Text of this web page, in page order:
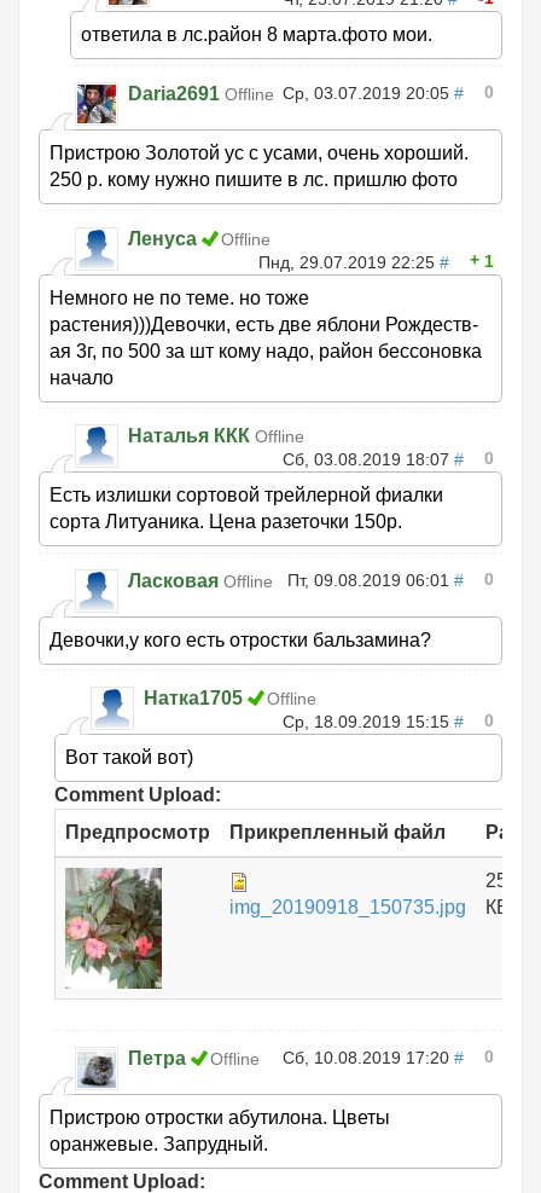
ответила в лс.район 8 марта.фото мои.
Daria2691 Offline Ср, 03.07.2019 20:05 # 0
Пристрою Золотой ус с усами, очень хороший.
250 р. кому нужно пишите в лс. пришлю фото
Ленуса
Offline
Пнд, 29.07.2019 22:25 # 1
Немного не по теме. но тоже
растения)))Девочки, есть две яблони Рождеств-
ая 3г, по 500 за шт кому надо, район бессоновка
начало
Наталья ККК Offline
Сб, 03.08.2019 18:07 # 0
Есть излишки сортовой трейлерной фиалки
сорта Литуаника. Цена разеточки 150р.
Ласковая Offline Пт, 09.08.2019 06:01 # 0
Девочки,у кого есть отростки бальзамина?
Натка1705
Offline
Ср, 18.09.2019 15:15 # 0
Вот такой вот)
Comment Upload:
Предпросмотр
Прикрепленный файл
img_20190918_150735.jpg
КБ
Петра Offline Сб, 10.08.2019 17:20 # 0
Пристрою отростки абутилона. Цветы
оранжевые. Запрудный.
Comment Upload: